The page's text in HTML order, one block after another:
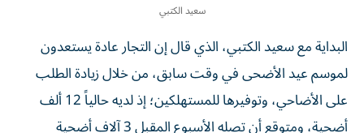
سعيد الكتبي
البداية مع سعيد الكتبي، الذي قال إن التجار عادة يستعدون
لموسم عيد الأضحى في وقت سابق، من خلال زيادة الطلب
على الأضاحي، وتوفيرها للمستهلكين؛ إذ لديه حالياً 12 ألف